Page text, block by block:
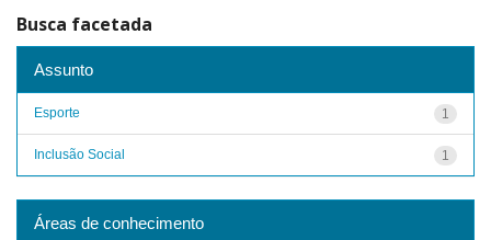
Busca facetada
Assunto
1
Esporte
1
Inclusão Social
Áreas de conhecimento